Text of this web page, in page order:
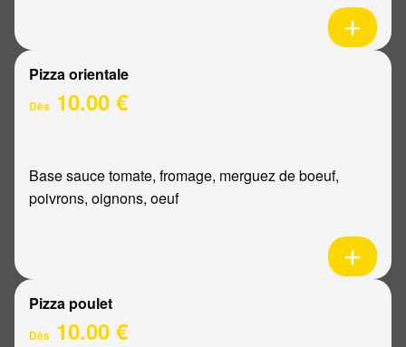
Pizza orientale
Dès 10.00 €
Base sauce tomate, fromage, merguez de boeuf,
poivrons, oignons, oeuf
Pizza poulet
Dès 10.00 €